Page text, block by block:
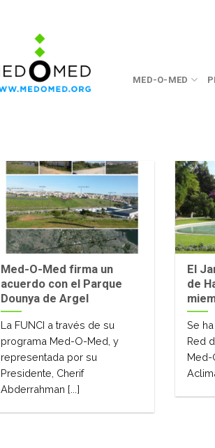
MED-O-MED
Med-O-Med firma un
acuerdo con el Parque
Dounya de Argel
La FUNCI a través de su
programa Med-O-Med, y
representada por su
Presidente, Cherif
Abderrahman [...]
El
de
Se
Red
Med-